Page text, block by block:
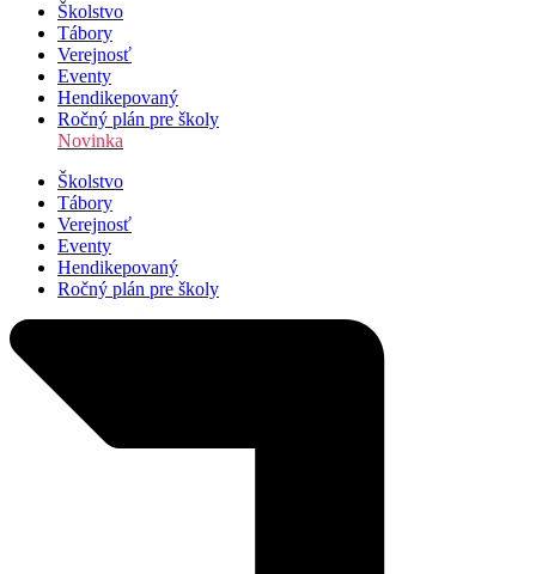
Školstvo
Tábory
Verejnosť
Eventy
Hendikepovaný
Ročný plán pre školy
Novinka
Školstvo
Tábory
Verejnosť
Eventy
Hendikepovaný
Ročný plán pre školy